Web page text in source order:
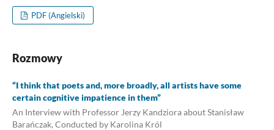
PDF (Angielski)
Rozmowy
“I think that poets and, more broadly, all artists have some
certain cognitive impatience in them”
An Interview with Professor Jerzy Kandziora about Stanisław
Barańczak, Conducted by Karolina Król